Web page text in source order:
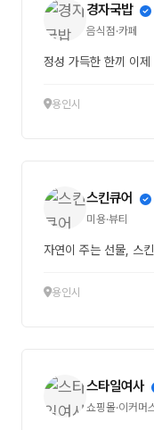
경자국밥
음식점·카페
정성 가득한 한끼 이
용인시
스킨큐어
미용·뷰티
자연이 주는 선물, 스
용인시
스타일여사
쇼핑몰·이커머